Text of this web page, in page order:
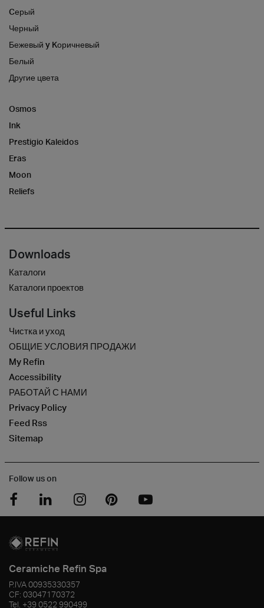
Cерый
Черный
Бежевый y Kоричневый
Белый
Другие цвета
Osmos
Ink
Prestigio Kaleidos
Eras
Moon
Reliefs
Downloads
Каталоги
Каталоги проектов
Useful Links
Чистка и уход
ОБЩИЕ УСЛОВИЯ ПРОДАЖИ
My Refin
Accessibility
РАБОТАЙ С НАМИ
Privacy Policy
Feed Rss
Sitemap
Follow us on
Ceramiche Refin Spa
P.IVA00935330357
CF: 03047170372
Tel. +39 0522 990499